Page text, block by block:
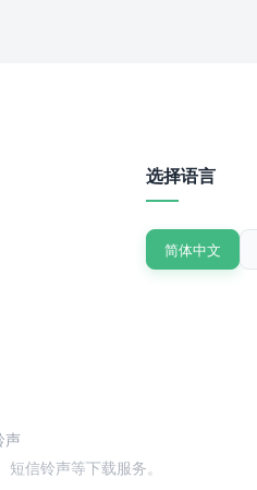
选择语言
简体中文
声
信铃声等下载服务。